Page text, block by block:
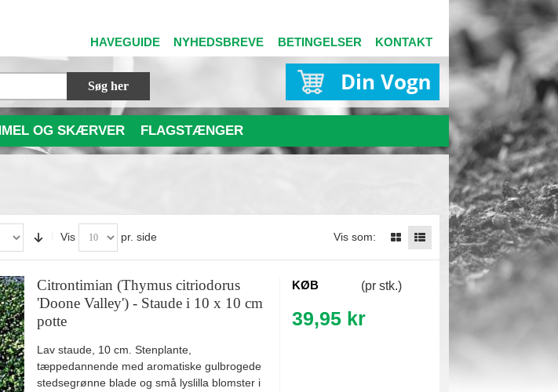
HAVEGUIDE NYHEDSBREVE BETINGELSER KONTAKT
Søg her
OG SKÆRVER FLAGSTÆNGER
Vis pr. side Vis som:
Citrontimian (Thymus citriodorus
'Doone Valley') - Staude i 10 x 10 cm
potte
Lav staude, 10 cm. Stenplante,
tæppedannende med aromatiske gulbrogede
stedsegrønne blade og små lyslilla blomster i
KØB
39,95 kr
(pr stk.)